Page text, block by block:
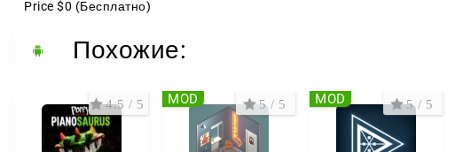
Price $0 (Бесплатно)
Похожие:
4.5 / 5 5 / 5
MOD 5 / 5
MOD